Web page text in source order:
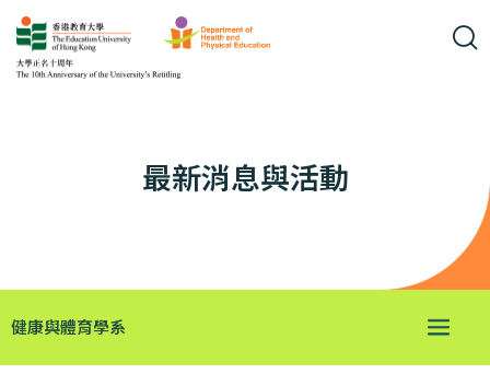
最新消息與活動
健康與體育學系